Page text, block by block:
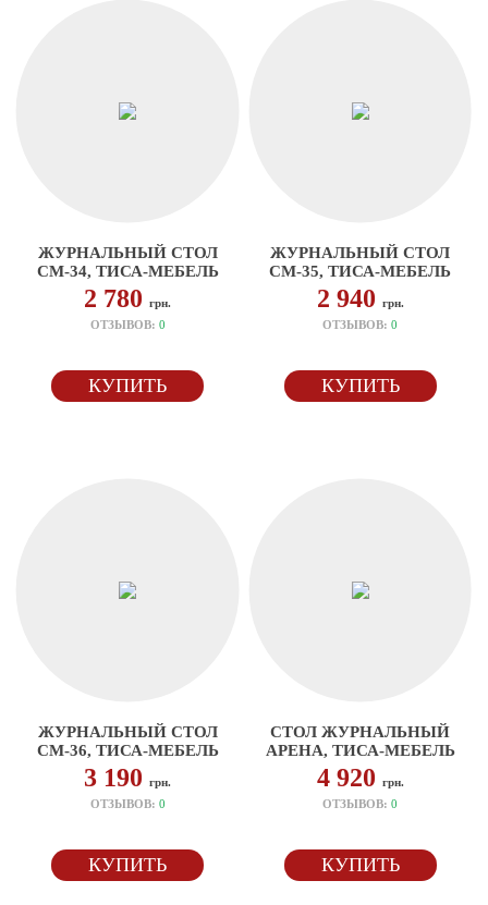
ЖУРНАЛЬНЫЙ СТОЛ
СМ-34, ТИСА-МЕБЕЛЬ
2 780грн.
ОТЗЫВОВ: 0
КУПИТЬ
ЖУРНАЛЬНЫЙ СТОЛ
СМ-35, ТИСА-МЕБЕЛЬ
2 940 грн.
ОТЗЫВОВ:0
КУПИТЬ
ЖУРНАЛЬНЫЙ СТОЛ
СМ-36, ТИСА-МЕБЕЛЬ
3 190грн.
ОТЗЫВОВ: 0
КУПИТЬ
СТОЛ ЖУРНАЛЬНЫЙ
АРЕНА, ТИСА-МЕБЕЛЬ
4 920 грн.
ОТЗЫВОВ:0
КУПИТЬ